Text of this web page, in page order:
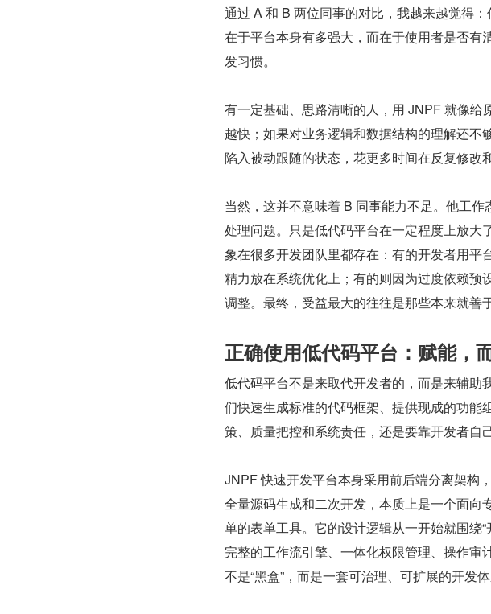
通过 A 和 B 两位同事的对比，我越来越觉得
在于平台本身有多强大，而在于使用者是否
发习惯。
有一定基础、思路清晰的人，用 JNPF 就像
越快；如果对业务逻辑和数据结构的理解还不
陷入被动跟随的状态，花更多时间在反复修改
当然，这并不意味着 B 同事能力不足。他工
处理问题。只是低代码平台在一定程度上放
象在很多开发团队里都存在：有的开发者用
精力放在系统优化上；有的则因为过度依赖
调整。最终，受益最大的往往是那些本来就善
正确使用低代码平台：赋能，
低代码平台不是来取代开发者的，而是来辅
们快速生成标准的代码框架、提供现成的功
策、质量把控和系统责任，还是要靠开发者自己
JNPF 快速开发平台本身采用前后端分离架构
全量源码生成和二次开发，本质上是一个面
单的表单工具。它的设计逻辑从一开始就围绕
完整的工作流引擎、一体化权限管理、操作
不是“黑盒”，而是一套可治理、可扩展的开发体